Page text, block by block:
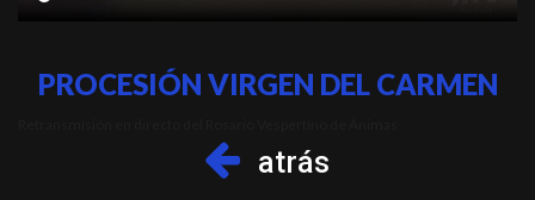
PROCESIÓN VIRGEN DEL CARMEN
atrás